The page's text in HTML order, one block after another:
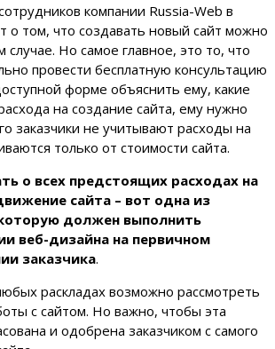
компании Russia-Web в
о том, что создавать новый сайт можно
случае. Но самое главное, это то, что
провести бесплатную консультацию
форме объяснить ему, какие
на создание сайта, ему нужно
заказчики не учитывают расходы на
только от стоимости сайта.
о всех предстоящих расходах на
сайта – вот одна из
должен выполнить
веб-дизайна на первичном
заказчика.
раскладах возможно рассмотреть
с сайтом. Но важно, чтобы эта
и одобрена заказчиком с самого